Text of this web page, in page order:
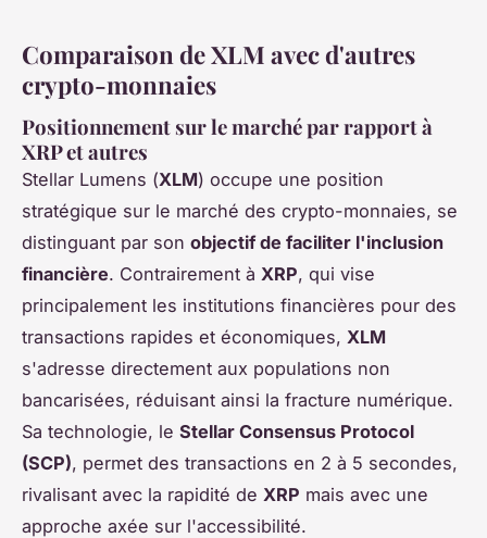
Comparaison de XLM avec d'autres
crypto-monnaies
Positionnement sur le marché par rapport à
XRP et autres
Stellar Lumens (XLM) occupe une position
stratégique sur le marché des crypto-monnaies, se
distinguant par son objectif de faciliter l'inclusion
financière. Contrairement à XRP, qui vise
principalement les institutions financières pour des
transactions rapides et économiques, XLM
s'adresse directement aux populations non
bancarisées, réduisant ainsi la fracture numérique.
Sa technologie, le Stellar Consensus Protocol
(SCP), permet des transactions en 2 à 5 secondes,
rivalisant avec la rapidité de XRP mais avec une
approche axée sur l'accessibilité.